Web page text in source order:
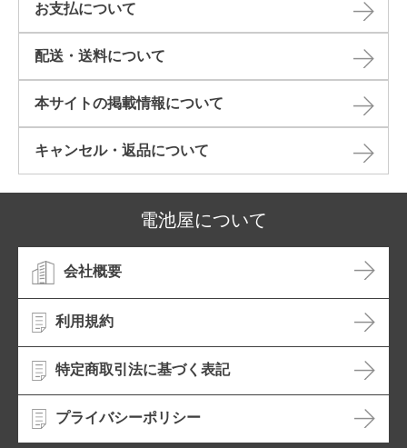
お支払について
配送・送料について
本サイトの掲載情報について​
キャンセル・返品について​
電池屋について
会社概要
利用規約
特定商取引法に基づく表記
プライバシーポリシー